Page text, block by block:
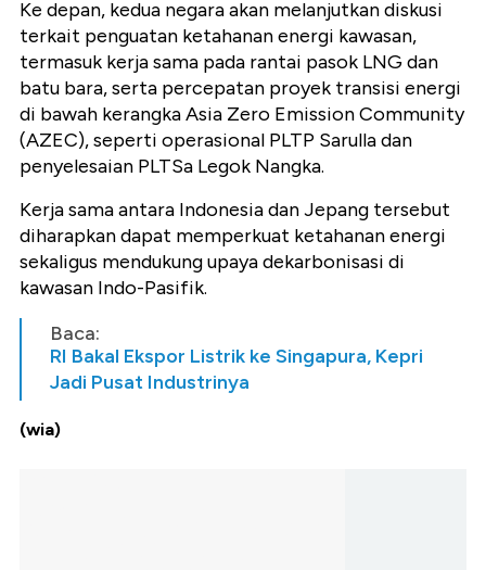
Ke depan, kedua negara akan melanjutkan diskusi
terkait penguatan ketahanan energi kawasan,
termasuk kerja sama pada rantai pasok LNG dan
batu bara, serta percepatan proyek transisi energi
di bawah kerangka Asia Zero Emission Community
(AZEC), seperti operasional PLTP Sarulla dan
penyelesaian PLTSa Legok Nangka.
Kerja sama antara Indonesia dan Jepang tersebut
diharapkan dapat memperkuat ketahanan energi
sekaligus mendukung upaya dekarbonisasi di
kawasan Indo-Pasifik.
Baca:
RI Bakal Ekspor Listrik ke Singapura, Kepri
Jadi Pusat Industrinya
(wia)